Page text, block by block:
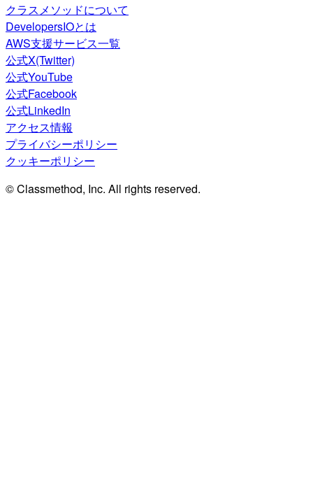
クラスメソッドについて
DevelopersIOとは
AWS支援サービス一覧
公式X(Twitter)
公式YouTube
公式Facebook
公式LinkedIn
アクセス情報
プライバシーポリシー
クッキーポリシー
© Classmethod, Inc. All rights reserved.